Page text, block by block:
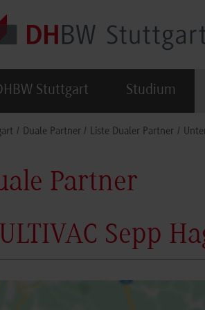
Stuttgart Studium
Duale Partner Liste Dualer Partner
Partner
Sepp